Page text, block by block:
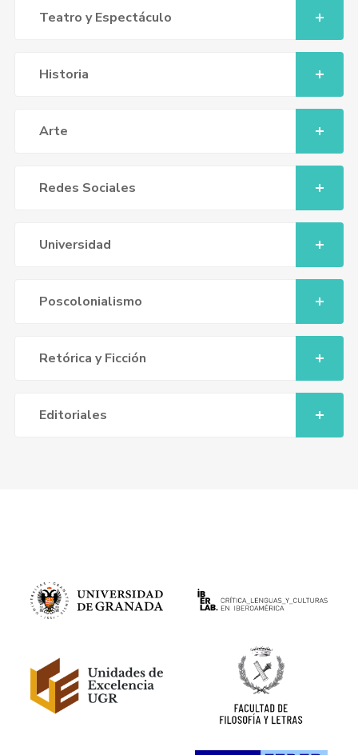
Teatro y Espectáculo
Historia
Arte
Redes Sociales
Universidad
Poscolonialismo
Retórica y Ficción
Editoriales